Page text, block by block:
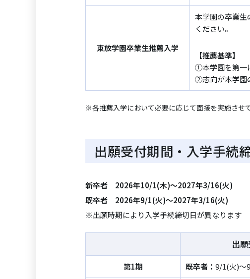
東放学園卒業生推薦入学
本学園の卒業生
ください。
【推薦基準】
①本学園を第一
②志向が本学園
※各推薦入学において必要に応じて面接を実施させ
出願受付期間・入学手続
新卒者 2026年10/1(木)～2027年3/16(火)
既卒者 2026年9/1(火)～2027年3/16(火)
※出願時期により入学手続締切日が異なります
出
第1期 既卒者： 9/1(火)～